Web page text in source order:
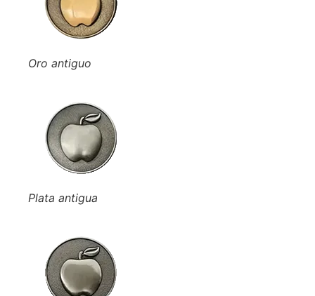
Oro antiguo
Plata antigua